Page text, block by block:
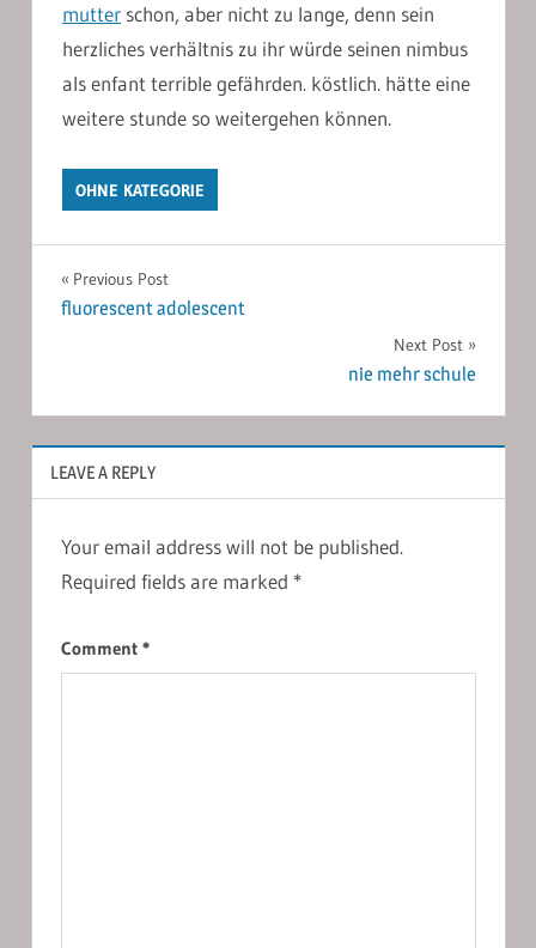
mutter schon, aber nicht zu lange, denn sein
herzliches verhältnis zu ihr würde seinen nimbus
als enfant terrible gefährden. köstlich. hätte eine
weitere stunde so weitergehen können.
OHNE KATEGORIE
Post
Previous Post
fluorescent adolescent
Next Post
nie mehr schule
LEAVE A REPLY
Your email address will not be published.
Required fields are marked *
Comment *